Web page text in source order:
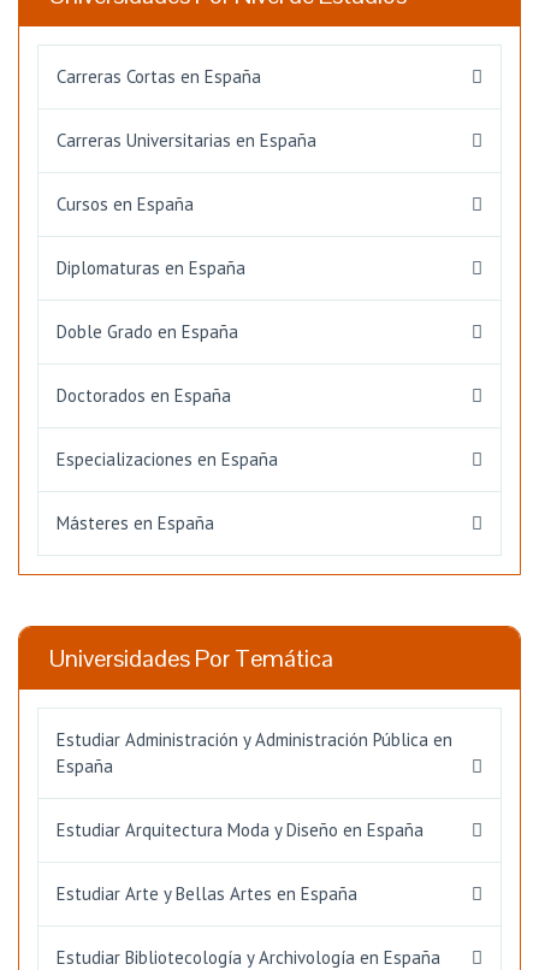
Carreras Cortas en España
Carreras Universitarias en España
Cursos en España
Diplomaturas en España
Doble Grado en España
Doctorados en España
Especializaciones en España
Másteres en España
Universidades Por Temática
Estudiar Administración y Administración Pública en
España
Estudiar Arquitectura Moda y Diseño en España
Estudiar Arte y Bellas Artes en España
Estudiar Bibliotecología y Archivología en España